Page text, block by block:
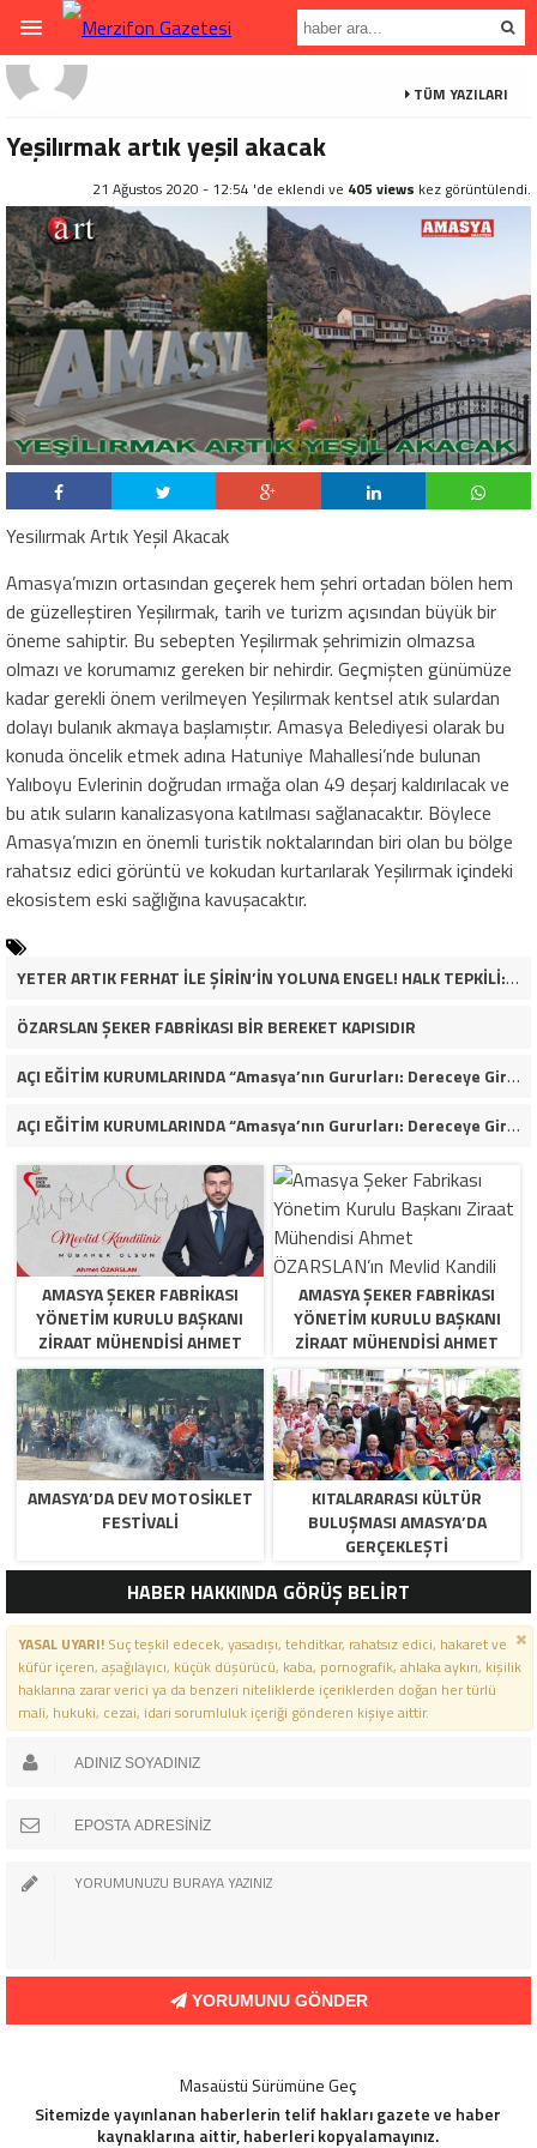
TÜM YAZILARI
Yeşilırmak artık yeşil akacak
21 Ağustos 2020 - 12:54 'de eklendi ve 405 views kez görüntülendi.
Yesilırmak Artık Yeşil Akacak
Amasya’mızın ortasından geçerek hem şehri ortadan bölen hem
de güzelleştiren Yeşilırmak, tarih ve turizm açısından büyük bir
öneme sahiptir. Bu sebepten Yeşilırmak şehrimizin olmazsa
olmazı ve korumamız gereken bir nehirdir. Geçmişten günümüze
kadar gerekli önem verilmeyen Yeşilırmak kentsel atık sulardan
dolayı bulanık akmaya başlamıştır. Amasya Belediyesi olarak bu
konuda öncelik etmek adına Hatuniye Mahallesi’nde bulunan
Yalıboyu Evlerinin doğrudan ırmağa olan 49 deşarj kaldırılacak ve
bu atık suların kanalizasyona katılması sağlanacaktır. Böylece
Amasya’mızın en önemli turistik noktalarından biri olan bu bölge
rahatsız edici görüntü ve kokudan kurtarılarak Yeşilırmak içindeki
ekosistem eski sağlığına kavuşacaktır.
YETER ARTIK FERHAT İLE ŞİRİN’İN YOLUNA ENGEL! HALK TEPKİLİ: “YOLU KAPATMAK ÇÖZÜM DEĞİL, GÖREVİNİ YAP!”
ÖZARSLAN ŞEKER FABRİKASI BİR BEREKET KAPISIDIR
AÇI EĞİTİM KURUMLARINDA “Amasya’nın Gururları: Dereceye Giren Öğrenciler İçin Anlamlı Tören”
AÇI EĞİTİM KURUMLARINDA “Amasya’nın Gururları: Dereceye Giren Öğrenciler İçin Anlamlı Tören”
AMASYA ŞEKER FABRIKASI
YÖNETIM KURULU BAŞKANI
ZIRAAT MÜHENDISI AHMET
ÖZARSLAN’IN MEVLID KANDILI
MESAJI
AMASYA ŞEKER FABRIKASI
YÖNETIM KURULU BAŞKANI
ZIRAAT MÜHENDISI AHMET
ÖZARSLAN’IN MEVLID KANDILI
MESAJI
AMASYA’DA DEV MOTOSIKLET
FESTIVALI
KITALARARASI KÜLTÜR
BULUŞMASI AMASYA’DA
GERÇEKLEŞTI
HABER HAKKINDA GÖRÜŞ BELİRT
YASAL UYARI!Suç teşkil edecek, yasadışı, tehditkar, rahatsız edici, hakaret ve
küfür içeren, aşağılayıcı, küçük düşürücü, kaba, pornografik, ahlaka aykırı, kişilik
haklarına zarar verici ya da benzeri niteliklerde içeriklerden doğan her türlü
mali, hukuki, cezai, idari sorumluluk içeriği gönderen kişiye aittir.
YORUMUNU GÖNDER
Masaüstü Sürümüne Geç
Sitemizde yayınlanan haberlerin telif hakları gazete ve haber
kaynaklarına aittir, haberleri kopyalamayınız.